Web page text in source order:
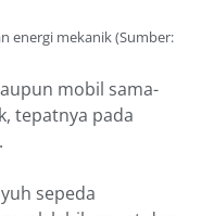
energi mekanik (Sumber:
mobil sama-
tepatnya pada
sepeda